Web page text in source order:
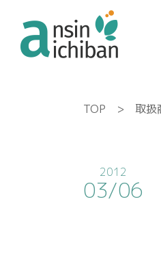
TOP > 取扱
2012
03/06